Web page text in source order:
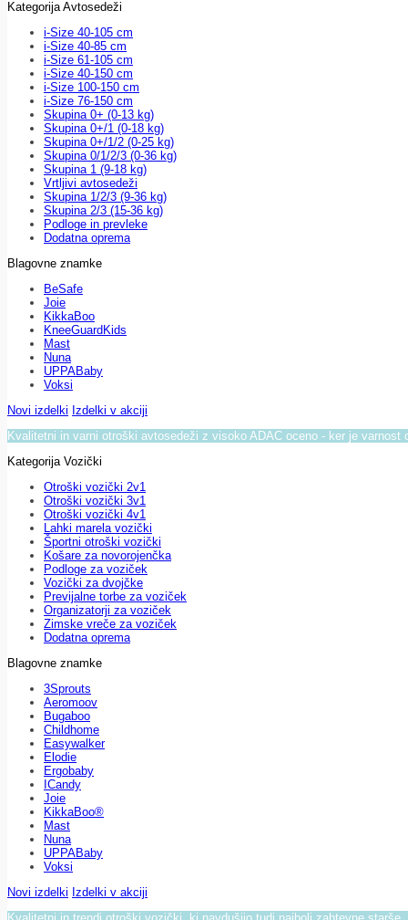
Kategorija Avtosedeži
i-Size 40-105 cm
i-Size 40-85 cm
i-Size 61-105 cm
i-Size 40-150 cm
i-Size 100-150 cm
i-Size 76-150 cm
Skupina 0+ (0-13 kg)
Skupina 0+/1 (0-18 kg)
Skupina 0+/1/2 (0-25 kg)
Skupina 0/1/2/3 (0-36 kg)
Skupina 1 (9-18 kg)
Vrtljivi avtosedeži
Skupina 1/2/3 (9-36 kg)
Skupina 2/3 (15-36 kg)
Podloge in prevleke
Dodatna oprema
Blagovne znamke
BeSafe
Joie
KikkaBoo
KneeGuardKids
Mast
Nuna
UPPABaby
Voksi
Novi izdelki Izdelki v akciji
Kvalitetni in varni otroški avtosedeži z visoko ADAC oceno - ker je varnost
Kategorija Vozički
Otroški vozički 2v1
Otroški vozički 3v1
Otroški vozički 4v1
Lahki marela vozički
Športni otroški vozički
Košare za novorojenčka
Podloge za voziček
Vozički za dvojčke
Previjalne torbe za voziček
Organizatorji za voziček
Zimske vreče za voziček
Dodatna oprema
Blagovne znamke
3Sprouts
Aeromoov
Bugaboo
Childhome
Easywalker
Elodie
Ergobaby
ICandy
Joie
KikkaBoo®
Mast
Nuna
UPPABaby
Voksi
Novi izdelki Izdelki v akciji